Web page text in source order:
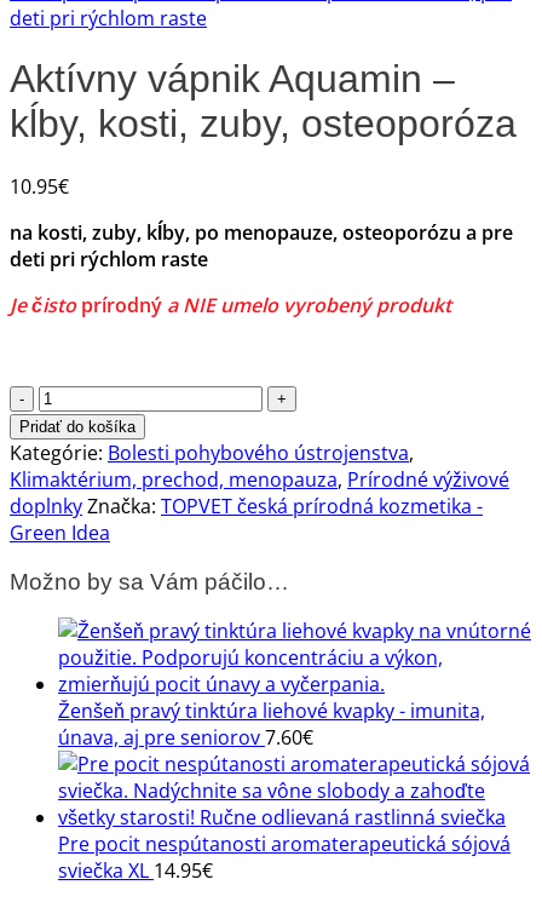
Aktívny vápnik Aquamin –
kĺby, kosti, zuby, osteoporóza
10.95€
na kosti, zuby, kĺby, po menopauze, osteoporózu a pre
deti pri rýchlom raste
Je čistoprírodný a NIE umelo vyrobený produkt
množstvo
Aktívny
vápnik
Aquamin
-
kĺby,
zuby,
Pridať do košíka
Kategórie: Bolesti pohybového ústrojenstva,
Klimaktérium, prechod, menopauza, Prírodné výživové
doplnkyZnačka: TOPVET česká prírodná kozmetika -
Green Idea
Možno by sa Vám páčilo…
Ženšeň pravý tinktúra liehové kvapky - imunita,
únava, aj pre seniorov7.60€
Pre pocit nespútanosti aromaterapeutická sójová
sviečka XL 14.95€